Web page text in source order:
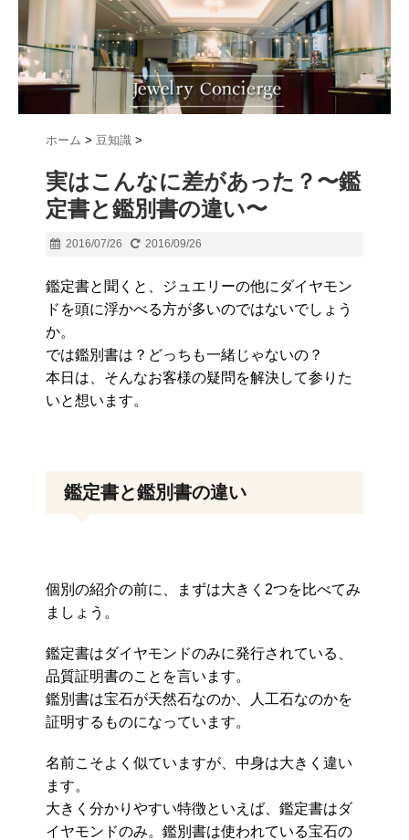
ホーム > 豆知識 >
実はこんなに差があった？〜鑑
定書と鑑別書の違い〜
2016/07/26 2016/09/26
鑑定書と聞くと、ジュエリーの他にダイヤモン
ドを頭に浮かべる方が多いのではないでしょう
か。
では鑑別書は？どっちも一緒じゃないの？
本日は、そんなお客様の疑問を解決して参りた
いと想います。
鑑定書と鑑別書の違い
個別の紹介の前に、まずは大きく2つを比べてみ
ましょう。
鑑定書はダイヤモンドのみに発行されている、
品質証明書のことを言います。
鑑別書は宝石が天然石なのか、人工石なのかを
証明するものになっています。
名前こそよく似ていますが、中身は大きく違い
ます。
大きく分かりやすい特徴といえば、鑑定書はダ
イヤモンドのみ。鑑別書は使われている宝石の